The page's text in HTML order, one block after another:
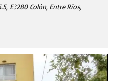
E3280 Colón, Entre Ríos,